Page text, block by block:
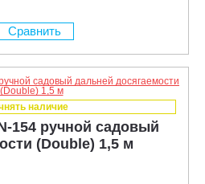
Сравнить
наличие
154 ручной садовый
(Double) 1,5 м